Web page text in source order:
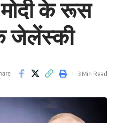
के रूस
जेलेंस्की
3 Min Read